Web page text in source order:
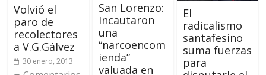
Volvió el
paro de
recolectores
a V.G.Gálvez
30 enero, 2013
San Lorenzo:
Incautaron
una
“narcoencom
ienda”
valuada en
El
radicalismo
santafesino
suma fuerzas
para